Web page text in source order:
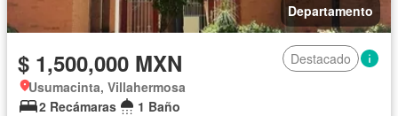
Departamento
$ 1,500,000 MXN
Destacado
Usumacinta, Villahermosa
2 Recámaras
1 Baño